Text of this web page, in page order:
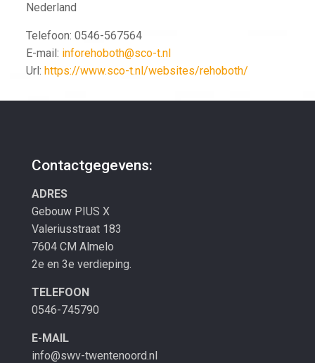
Nederland
Telefoon: 0546-567564
E-mail: inforehoboth@sco-t.nl
Url: https://www.sco-t.nl/websites/rehoboth/
Contactgegevens:
ADRES
Gebouw PIUS X
Valeriusstraat 183
7604 CM Almelo
2e en 3e verdieping.
TELEFOON
0546-745790
E-MAIL
info@swv-twentenoord.nl